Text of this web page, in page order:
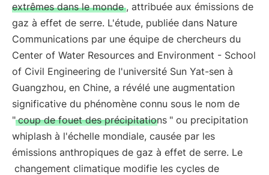
extrêmes dans le monde , attribuée aux émissions de
gaz à effet de serre. L'étude, publiée dans Nature
Communications par une équipe de chercheurs du
Center of Water Resources and Environment - School
of Civil Engineering de l'université Sun Yat-sen à
Guangzhou, en Chine, a révélé une augmentation
significative du phénomène connu sous le nom de
" coup de fouet des précipitations " ou precipitation
whiplash à l'échelle mondiale, causée par les
émissions anthropiques de gaz à effet de serre. Le
changement climatique modifie les cycles de